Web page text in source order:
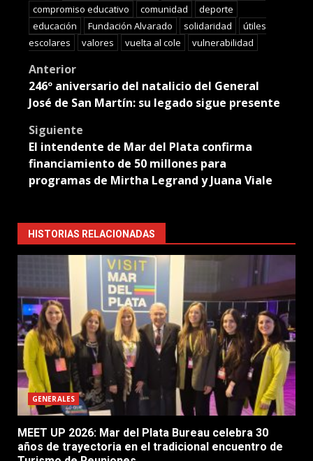
compromiso educativo
comunidad
deporte
educación
Fundación Alvarado solidaridad
útiles
escolares
valores vuelta al cole vulnerabilidad
Post
navigation
Anterior
246º aniversario del natalicio del General
José de San Martín: su legado sigue presente
Siguiente
El intendente de Mar del Plata confirma
financiamiento de 50 millones para
programas de Mirtha Legrand y Juana Viale
HISTORIAS RELACIONADAS
GENERALES
MEET UP 2026: Mar del Plata Bureau celebra 30
años de trayectoria en el tradicional encuentro de